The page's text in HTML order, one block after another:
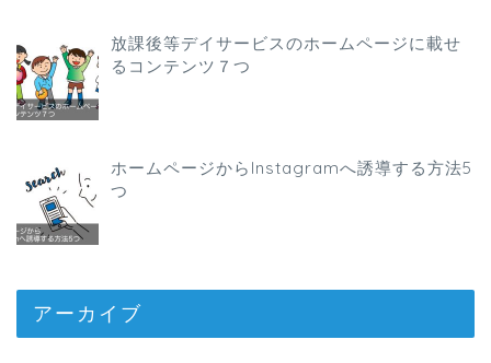
放課後等デイサービスのホームページに載せ
るコンテンツ７つ
ホームページからInstagramへ誘導する方法5
つ
アーカイブ